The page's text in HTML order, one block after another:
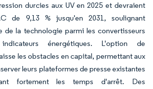
durcies aux UV en 2025 et devraient
de 9,13 % jusqu'en 2031, soulignant
de la technologie parmi les convertisseurs
énergétiques. L'option de
les obstacles en capital, permettant aux
leurs plateformes de presse existantes
fortement les temps d'arrêt. Des